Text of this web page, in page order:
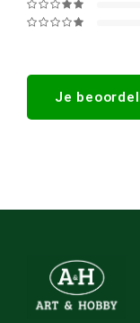
Je